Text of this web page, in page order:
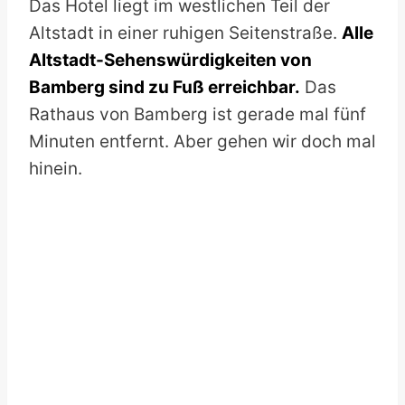
Das Hotel liegt im westlichen Teil der
Altstadt in einer ruhigen Seitenstraße. Alle
Altstadt-Sehenswürdigkeiten von
Bamberg sind zu Fuß erreichbar. Das
Rathaus von Bamberg ist gerade mal fünf
Minuten entfernt. Aber gehen wir doch mal
hinein.